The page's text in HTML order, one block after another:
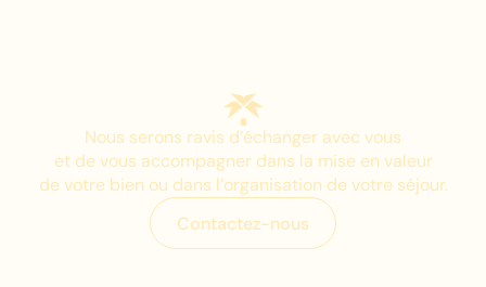
Nous serons ravis d’échanger avec vous
et de vous accompagner dans la mise en valeur
de votre bien ou dans l’organisation de votre séjour.
C
C
o
o
n
n
t
t
a
a
c
c
t
t
e
e
z
z
-
-
n
n
o
o
u
u
s
s